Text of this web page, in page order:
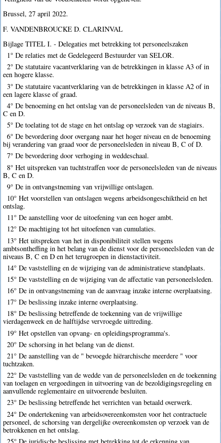
Brussel, 27 april 2022.
F. VANDENBROUCKE D. CLARINVAL
Bijlage TITEL I. - Delegaties met betrekking tot personeelszaken
1° De relaties met de Gedelegeerd Bestuurder van SELOR.
2° De statutaire vacantverklaring van de betrekkingen in klasse A3 of in
een hogere klasse.
3° De statutaire vacantverklaring van de betrekkingen in klasse A2 of in
een lagere klasse of graad.
4° De benoeming en het ontslag van de personeelsleden van de niveaus B,
C en D.
5° De toelating tot de stage en het ontslag op verzoek van de stagiairs.
6° De bevordering door overgang naar het hoger niveau en de benoeming
bij verandering van graad voor de personeelsleden in niveau B, C of D.
7° De bevordering door verhoging in weddeschaal.
8° Het uitspreken van tuchtstraffen voor de personeelsleden van de niveaus
B, C en D.
9° De in ontvangstneming van vrijwillige ontslagen.
10° Het voorstellen van ontslagen wegens arbeidsongeschiktheid en het
ontslag.
11° De aanstelling voor de uitoefening van een hoger ambt.
12° De machtiging tot het uitoefenen van cumulaties.
13° Het uitspreken van het in disponibiliteit stellen wegens
ambtsontheffing in het belang van de dienst voor de personeelsleden van de
niveaus B, C en D en het terugroepen in dienstactiviteit.
14° De vaststelling en de wijziging van de administratieve standplaats.
15° De vaststelling en de wijziging van de affectatie van personeelsleden.
16° De in ontvangstneming van de aanvraag inzake interne overplaatsing.
17° De beslissing inzake interne overplaatsing.
18° De beslissing betreffende de toekenning van de vrijwillige
vierdagenweek en de halftijdse vervroegde uittreding.
19° Het opstellen van opvang- en opleidingsprogramma's.
20° De schorsing in het belang van de dienst.
21° De aanstelling van de " bevoegde hiërarchische meerdere " voor
tuchtzaken.
22° De vaststelling van de wedde van de personeelsleden en de toekenning
van toelagen en vergoedingen in uitvoering van de bezoldigingsregeling en
aanvullende reglementaire en uitvoerende besluiten.
23° De beslissing betreffende het verrichten van betaald overwerk.
24° De ondertekening van arbeidsovereenkomsten voor het contractuele
personeel, de schorsing van dergelijke overeenkomsten op verzoek van de
betrokkenen en het ontslag.